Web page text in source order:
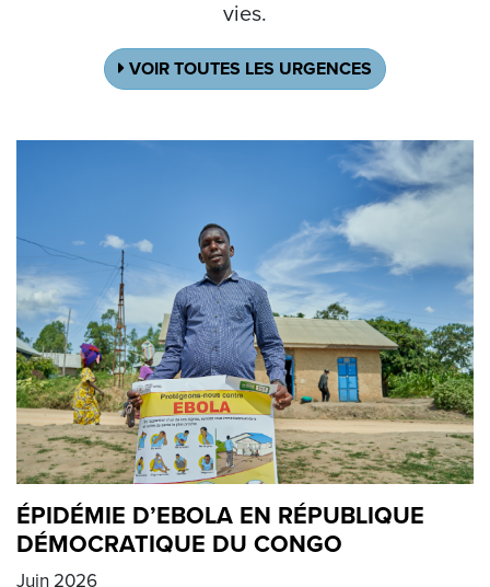
vies.
VOIR TOUTES LES URGENCES
ÉPIDÉMIE D’EBOLA EN RÉPUBLIQUE
DÉMOCRATIQUE DU CONGO
Juin 2026